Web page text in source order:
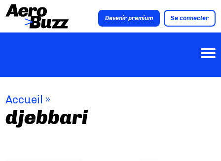
Devenir premium Se connecter
Accueil »
djebbari